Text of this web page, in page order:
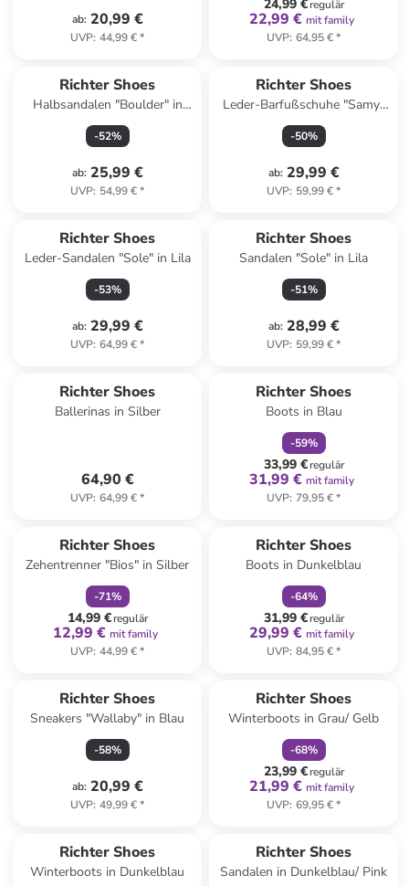
ab: 20,99 €
UVP: 44,99 €*
24,99 €regulär
22,99 € mit family
UVP: 64,95 €*
Richter Shoes
Halbsandalen "Boulder" in
Dunkelblau/ Lila
-52%
ab: 25,99 €
UVP: 54,99 €*
Richter Shoes
Leder-Barfußschuhe "Samy"
in Blau
-50%
ab: 29,99 €
UVP: 59,99 €*
Richter Shoes
Leder-Sandalen "Sole" in Lila
-53%
ab: 29,99 €
UVP: 64,99 €*
Richter Shoes
Sandalen "Sole" in Lila
-51%
ab: 28,99 €
UVP: 59,99 €*
Richter Shoes
Ballerinas in Silber
64,90 €
UVP: 64,99 €*
Richter Shoes
Boots in Blau
-59%
33,99 €regulär
31,99 € mit family
UVP: 79,95 €*
Richter Shoes
Zehentrenner "Bios" in Silber
-71%
14,99 €regulär
12,99 € mit family
UVP: 44,99 €*
Richter Shoes
Boots in Dunkelblau
-64%
31,99 €regulär
29,99 € mit family
UVP: 84,95 €*
Richter Shoes
Sneakers "Wallaby" in Blau
-58%
ab: 20,99 €
UVP: 49,99 €*
Richter Shoes
Winterboots in Grau/ Gelb
-68%
23,99 €regulär
21,99 € mit family
UVP: 69,95 €*
Richter Shoes
Winterboots in Dunkelblau
Richter Shoes
Sandalen in Dunkelblau/ Pink